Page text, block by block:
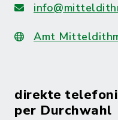
Amt
direkte
per Durchwahl